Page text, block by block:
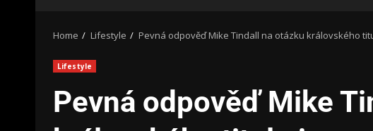
Home Lifestyle Pevná odpověď Mike Tindall na otázku královského
Lifestyle
Pevná odpověď Mike